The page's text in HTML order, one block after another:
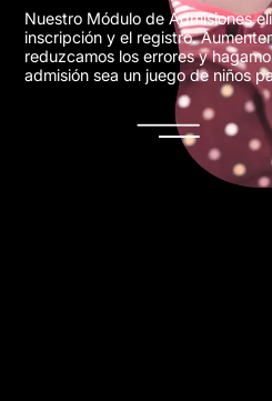
Nuestro Módulo de Admisiones
inscripción y el registro.
reduzcamos los errores y
admisión sea un juego de niños